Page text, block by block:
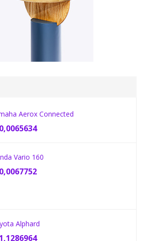
Aerox Connected
0,0065634
Vario 160
0,0067752
Alphard
1,1286964